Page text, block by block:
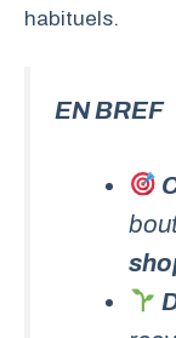
habituels.
EN BREF